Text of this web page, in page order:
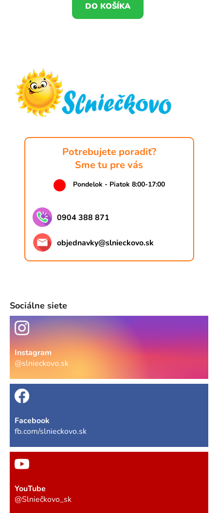
DO KOŠÍKA
Potrebujete poradiť?
Sme tu pre vás
Pondelok - Piatok 8:00-17:00
0904 388 871
objednavky@slnieckovo.sk
Sociálne siete
Instagram
@slnieckovo.sk
Facebook
fb.com/slnieckovo.sk
YouTube
@Slniečkovo_sk